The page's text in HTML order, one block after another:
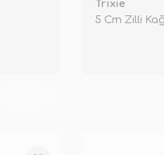
Trixie
5 Cm Zilli